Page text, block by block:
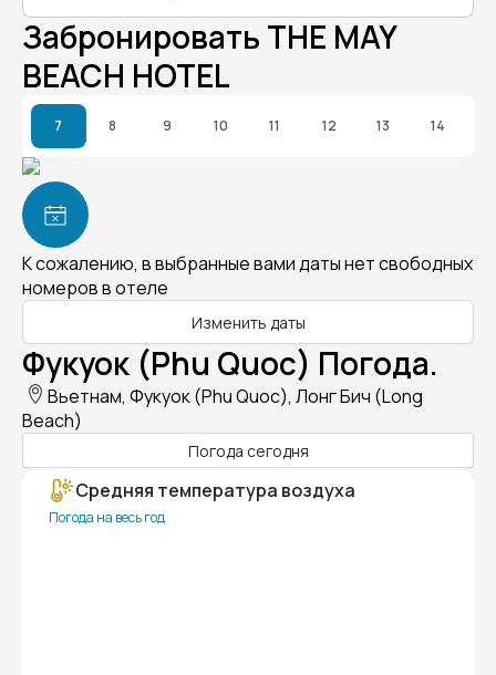
Забронировать THE MAY
BEACH HOTEL
7 8 9 10 11 12 13 14
К сожалению, в выбранные вами даты нет свободных
номеров в отеле
Изменить даты
Фукуок (Phu Quoc) Погода.
Вьетнам, Фукуок (Phu Quoc), Лонг Бич (Long
Beach)
Погода сегодня
Средняя температура воздуха
Погода на весь год